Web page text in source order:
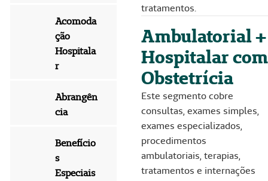
Acomoda
ção
Hospitala
r
Abrangên
cia
Benefício
s
Especiais
tratamentos.
Ambulatorial +
Hospitalar com
Obstetrícia
Este segmento cobre
consultas, exames simples,
exames especializados,
procedimentos
ambulatoriais, terapias,
tratamentos e internações